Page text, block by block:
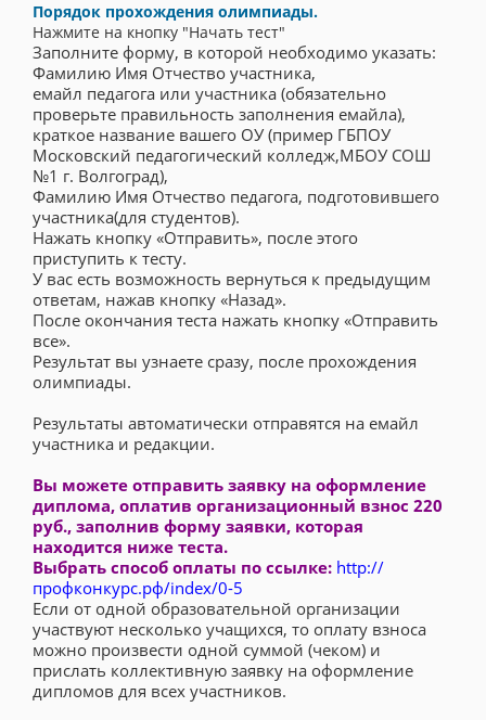
Порядок прохождения олимпиады.
Нажмите на кнопку "Начать тест"
Заполните форму, в которой необходимо указать:
Фамилию Имя Отчество участника,
емайл педагога или участника (обязательно
проверьте правильность заполнения емайла),
краткое название вашего ОУ (пример ГБПОУ
Московский педагогический колледж,МБОУ СОШ
№1 г. Волгоград),
Фамилию Имя Отчество педагога, подготовившего
участника(для студентов).
Нажать кнопку «Отправить», после этого
приступить к тесту.
У вас есть возможность вернуться к предыдущим
ответам, нажав кнопку «Назад».
После окончания теста нажать кнопку «Отправить
все».
Результат вы узнаете сразу, после прохождения
олимпиады.
Результаты автоматически отправятся на емайл
участника и редакции.
Вы можете отправить заявку на оформление
диплома, оплатив организационный взнос 220
руб., заполнив форму заявки, которая
находится ниже теста.
Выбрать способ оплаты по ссылке: http://
профконкурс.рф/index/0-5
Если от одной образовательной организации
участвуют несколько учащихся, то оплату взноса
можно произвести одной суммой (чеком) и
прислать коллективную заявку на оформление
дипломов для всех участников.